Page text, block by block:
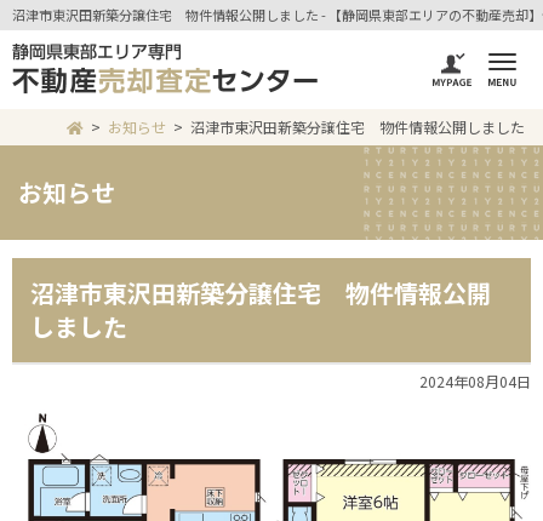
沼津市東沢田新築分譲住宅 物件情報公開しました - 【静岡県東部エリアの不動産売却
お知らせ 沼津市東沢田新築分譲住宅 物件情報公開しました
お知らせ
沼津市東沢田新築分譲住宅 物件情報公開
しました
2024年08月04日